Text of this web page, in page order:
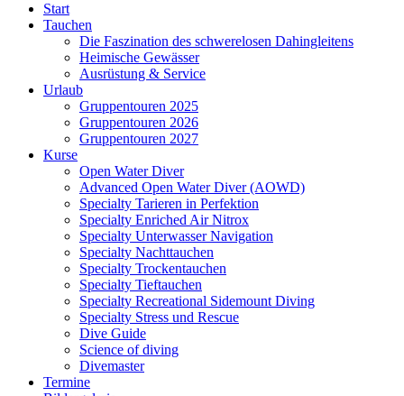
Start
Tauchen
Die Faszination des schwerelosen Dahingleitens
Heimische Gewässer
Ausrüstung & Service
Urlaub
Gruppentouren 2025
Gruppentouren 2026
Gruppentouren 2027
Kurse
Open Water Diver
Advanced Open Water Diver (AOWD)
Specialty Tarieren in Perfektion
Specialty Enriched Air Nitrox
Specialty Unterwasser Navigation
Specialty Nachttauchen
Specialty Trockentauchen
Specialty Tieftauchen
Specialty Recreational Sidemount Diving
Specialty Stress und Rescue
Dive Guide
Science of diving
Divemaster
Termine